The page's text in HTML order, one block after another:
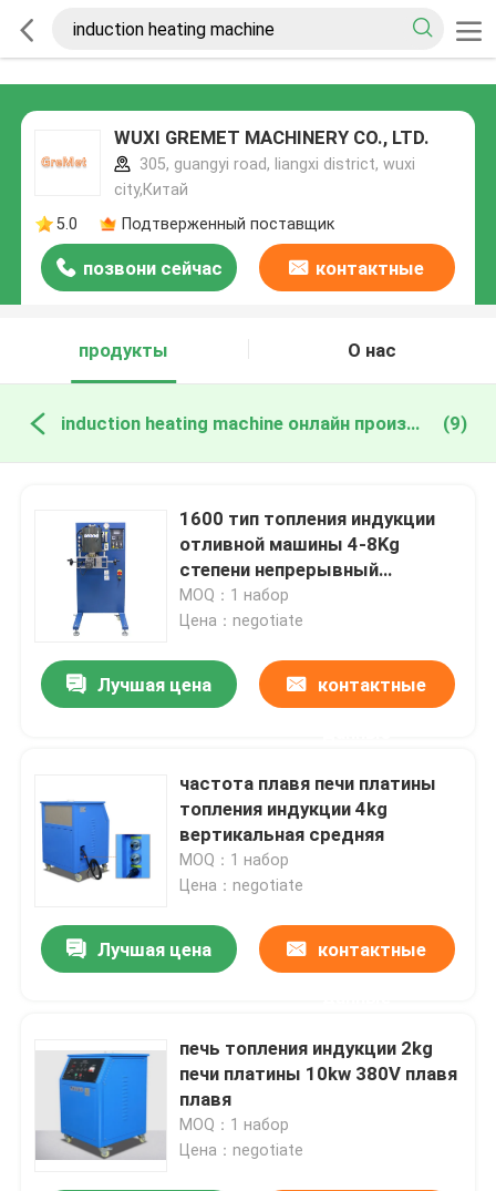
WUXI GREMET MACHINERY CO., LTD.
305, guangyi road, liangxi district, wuxi
city,Китай
5.0
Подтверженный поставщик
позвони сейчас контактные
продукты
О нас
induction heating machine онлайн производство (9)
1600 тип топления индукции
отливной машины 4-8Kg
степени непрерывный
серебряный
MOQ：1 набор
Цена：negotiate
Лучшая цена контактные
частота плавя печи платины
топления индукции 4kg
вертикальная средняя
MOQ：1 набор
Цена：negotiate
Лучшая цена контактные
печь топления индукции 2kg
печи платины 10kw 380V плавя
плавя
MOQ：1 набор
Цена：negotiate